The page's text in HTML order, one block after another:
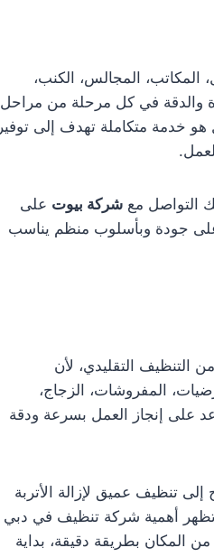
المكاتب، المجالس، الكنب،
والدقة في كل مرحلة من مراحل
خدمة متكاملة تهدف إلى توفير
التواصل مع شركة بيوت على
جودة وبأسلوب منظم يناسب
التنظيف التقليدي، لأن
المفروشات، الزجاج،
على إنجاز العمل بسرعة ودقة
تنظيف عميق لإزالة الأتربة
تظهر أهمية شركة تنظيف في دبي
بطريقة دقيقة، بداية